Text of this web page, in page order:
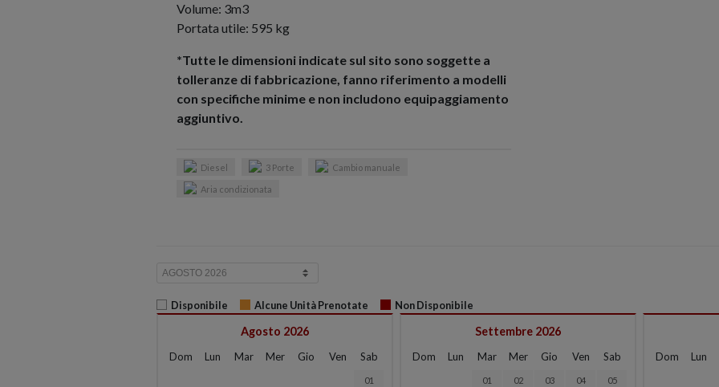
Volume: 3m3
Portata utile: 595 kg
*Tutte le dimensioni indicate sul sito sono soggette a
tolleranze di fabbricazione, fanno riferimento a modelli
con specifiche minime e non includono equipaggiamento
aggiuntivo.
Diesel 3 Porte Cambio manuale
Aria condizionata
Disponibile Alcune Unità Prenotate Non Disponibile
Agosto 2026
Dom Lun Mar Mer Gio Ven Sab
01
Settembre 2026
Dom Lun Mar Mer Gio Ven Sab
01 02 03 04 05
Dom Lun